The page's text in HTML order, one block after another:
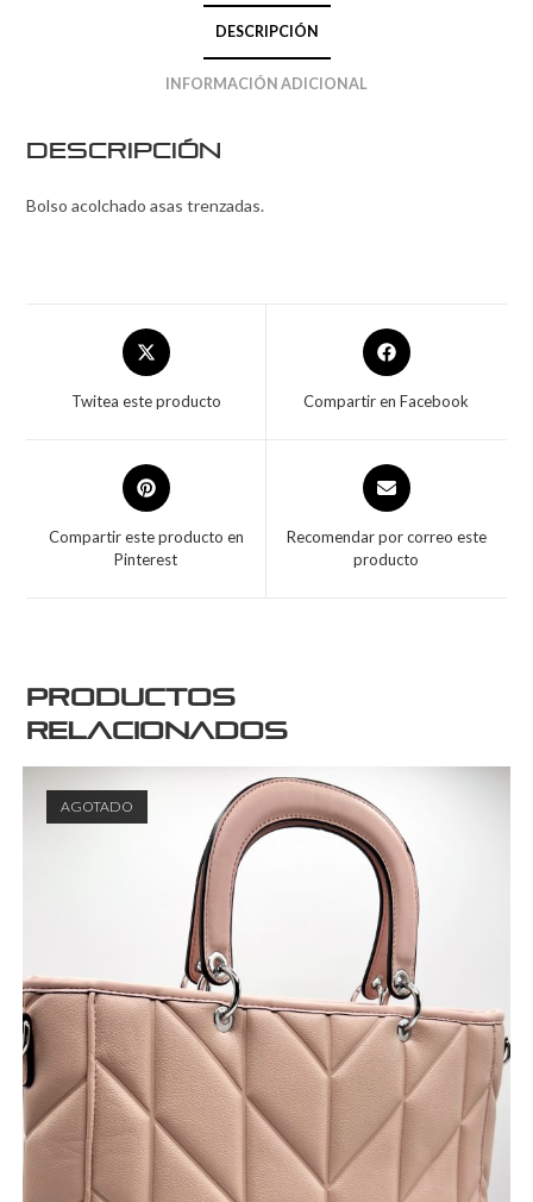
DESCRIPCIÓN
INFORMACIÓN ADICIONAL
Descripción
Bolso acolchado asas trenzadas.
Twitea este producto Compartir en Facebook
Compartir este producto en
Pinterest
Recomendar por correo este
producto
Productos
relacionados
AGOTADO